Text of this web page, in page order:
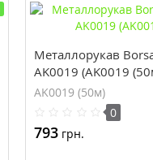
Металлорукав
AK0019 (AK0019
AK0019 (50м)
0
793 грн.